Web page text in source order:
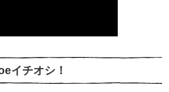
イチオシ！